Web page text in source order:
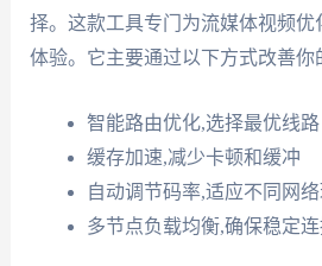
择。这款工具专门为流媒体视频优
体验。它主要通过以下方式改善你
智能路由优化,选择最优线路
缓存加速,减少卡顿和缓冲
自动调节码率,适应不同网
多节点负载均衡,确保稳定